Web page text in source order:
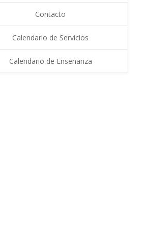
Contacto
Calendario de Servicios
Calendario de Enseñanza